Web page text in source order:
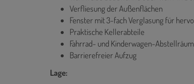
Verfliesung der Außenflächen
Fenster mit 3-fach Verglasung für
Praktische Kellerabteile
Fahrrad- und Kinderwagen-
Barrierefreier Aufzug
Lage: